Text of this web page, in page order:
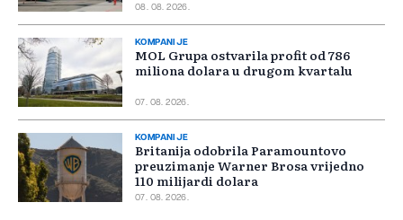
08. 08. 2026.
KOMPANIJE
MOL Grupa ostvarila profit od 786
miliona dolara u drugom kvartalu
07. 08. 2026.
KOMPANIJE
Britanija odobrila Paramountovo
preuzimanje Warner Brosa vrijedno
110 milijardi dolara
07. 08. 2026.